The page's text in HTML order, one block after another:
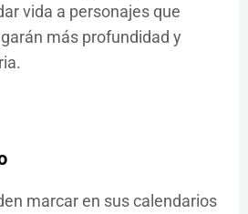
vida a personajes que
más profundidad y
marcar en sus calendarios